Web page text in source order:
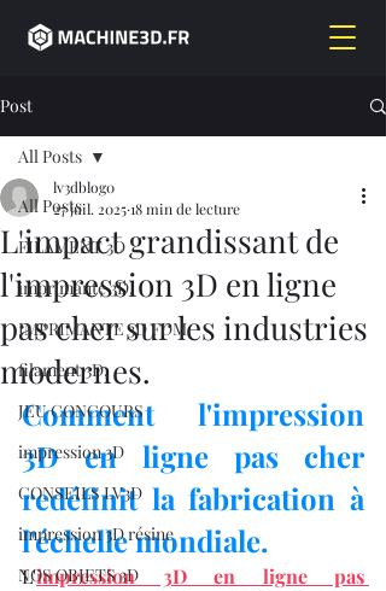
Post
All Posts
FILAMENT 3D
imprimante 3D,
IMPRIMANTE 3D FDM
filament 3D,
JEU CONCOURS
impression 3D
CONSEILS LV3D
impression 3D résine
NOS OBJETS 3D
All Posts
L'impact grandissant de
l'impression 3D en ligne
pas cher sur les industries
modernes.
lv3dblog0
27 juil. 202518 min de lecture
Comment l'impression
3D en ligne pas cher
redéfinit la fabrication à
l'échelle mondiale.
L'impression 3D en ligne pas